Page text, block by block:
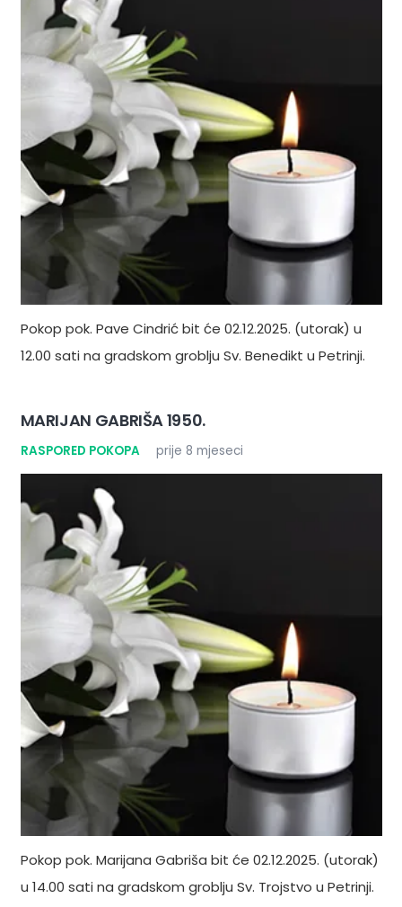
Pokop pok. Pave Cindrić bit će 02.12.2025. (utorak) u
12.00 sati na gradskom groblju Sv. Benedikt u Petrinji.
MARIJAN GABRIŠA 1950.
RASPORED POKOPA prije 8 mjeseci
Pokop pok. Marijana Gabriša bit će 02.12.2025. (utorak)
u 14.00 sati na gradskom groblju Sv. Trojstvo u Petrinji.